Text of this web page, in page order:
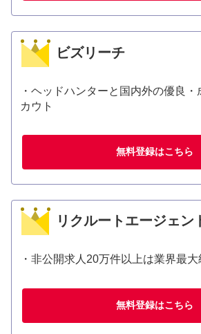
ビズリーチ
・ヘッドハンターと国内外の優良
カウト
無料登録はこちら
リクルートエージェン
・非公開求人20万件以上は業界最大
無料登録はこちら